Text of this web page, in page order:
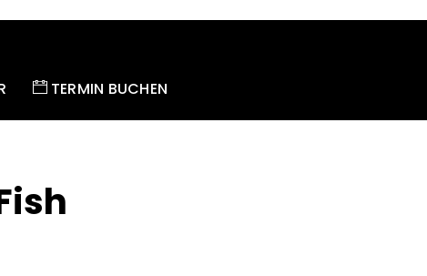
TERMIN BUCHEN